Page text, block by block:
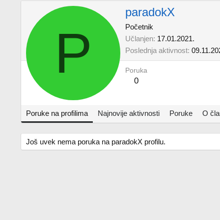
P
paradokX
Početnik
Učlanjen 17.01.2021.
Poslednja aktivnost
Poruka
0
Poruke na profilima Najnovije aktivnosti Poruke O
Još uvek nema poruka na paradokX profilu.